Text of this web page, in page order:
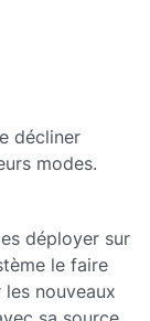
décliner
modes.
déployer sur
le faire
nouveaux